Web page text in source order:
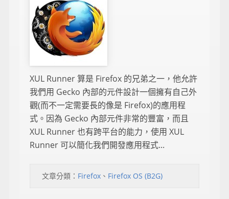
XUL Runner 算是 Firefox 的兄弟之一，他允許
我們用 Gecko 內部的元件設計一個擁有自己外
觀(而不一定需要長的像是 Firefox)的應用程
式。因為 Gecko 內部元件非常的豐富，而且
XUL Runner 也有跨平台的能力，使用 XUL
Runner 可以簡化我們開發應用程式...
文章分類： Firefox 、 Firefox OS (B2G)